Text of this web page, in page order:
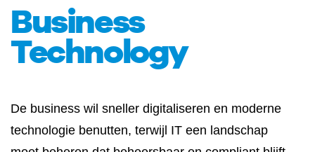
Business
Technology
De business wil sneller digitaliseren en moderne
technologie benutten, terwijl IT een landschap